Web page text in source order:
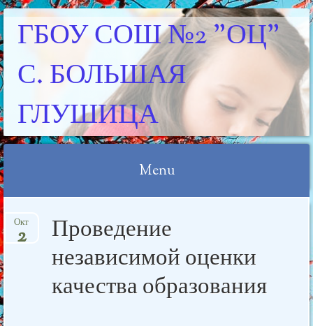
ГБОУ СОШ №2 "ОЦ"
С. БОЛЬШАЯ
ГЛУШИЦА
Menu
to
Проведение
независимой оценки
качества образования
Окт
2